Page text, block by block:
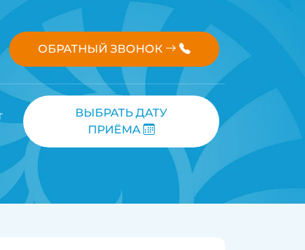
ОБРАТНЫЙ ЗВОНОК
ВЫБРАТЬ ДАТУ
ПРИЁМА